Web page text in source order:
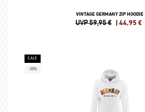
VINTAGE GERMANY ZIP HOODIE
UVP 59,95 € | 44,95 €
SALE
-25%